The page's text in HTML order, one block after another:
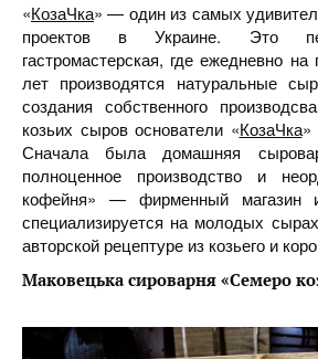
«КозаЧка» — один из самых
проектов в Украине. Это
гастромастерская, где ежедневно
лет производятся натуральные
создания собственного
козьих сыров основатели «КозаЧка»
Сначала была домашняя
полноценное производство и
кофейня» — фирменный
специализируется на молодых
авторской рецептуре из козьего и
Маковецька сироварня «Семеро